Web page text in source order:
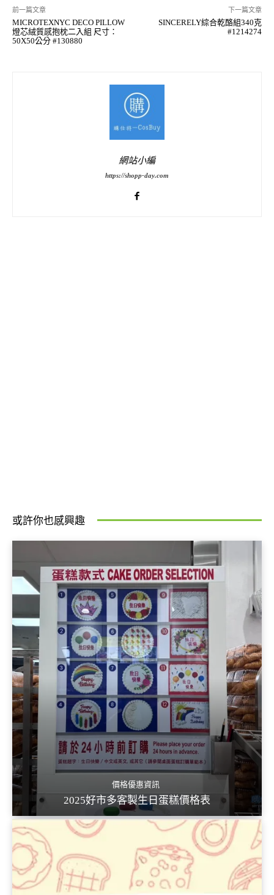
前一篇文章
MICROTEXNYC DECO PILLOW
燈芯絨質感抱枕二入組 尺寸：
50X50公分 #130880
下一篇文章
SINCERELY綜合乾酪組340克
#1214274
網站小編
https://shopp-day.com
或許你也感興趣
價格優惠資訊
2025好市多客製生日蛋糕價格表